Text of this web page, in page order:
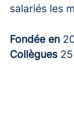
salariés les
Fondée en
Collègues 25